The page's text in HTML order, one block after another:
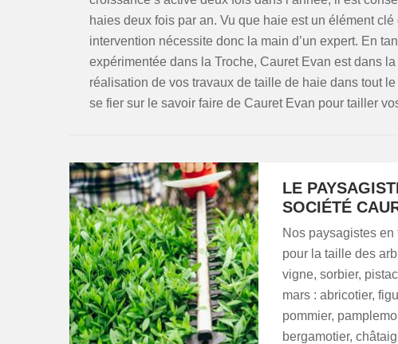
haies deux fois par an. Vu que haie est un élément
intervention nécessite donc la main d’un expert. En
expérimentée dans la Troche, Cauret Evan est dans
réalisation de vos travaux de taille de haie dans tout
se fier sur le savoir faire de Cauret Evan pour tailler
LE
SOCIÉTÉ
Nos paysagistes
pour la taille des
vigne, sorbier,
mars : abricotier,
pommier,
bergamotier,